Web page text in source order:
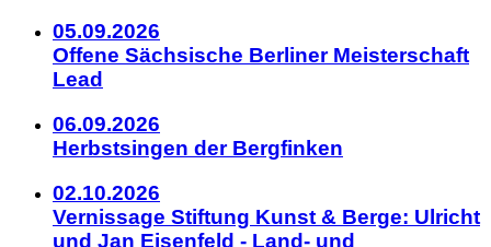
05.09.2026
Offene Sächsische Berliner Meisterschaft
Lead
06.09.2026
Herbstsingen der Bergfinken
02.10.2026
Vernissage Stiftung Kunst & Berge: Ulricht
und Jan Eisenfeld - Land- und